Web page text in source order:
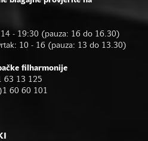
- 19:30 (pauza: 16 do 16.30)
10 - 16 (pauza: 13 do 13.30)
filharmonije
63 13 125
60 60 101